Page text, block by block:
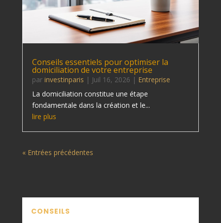
Conseils essentiels pour optimiser la
domiciliation de votre entreprise
par investinparis | Juil 16, 2026 | Entreprise
La domiciliation constitue une étape
fondamentale dans la création et le...
lire plus
« Entrées précédentes
CONSEILS